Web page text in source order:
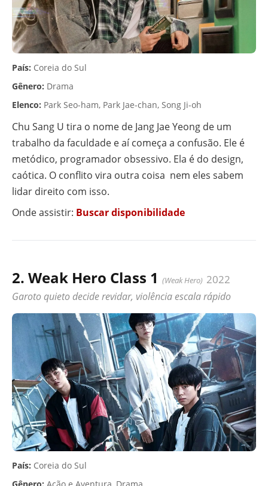
País: Coreia do Sul
Gênero: Drama
Elenco: Park Seo-ham, Park Jae-chan, Song Ji-oh
Chu Sang U tira o nome de Jang Jae Yeong de um
trabalho da faculdade e aí começa a confusão. Ele é
metódico, programador obsessivo. Ela é do design,
caótica. O conflito vira outra coisa nem eles sabem
lidar direito com isso.
Onde assistir: Buscar disponibilidade
2. Weak Hero Class 1 (Weak Hero) 2022
Garoto quieto decide revidar, violência escala rápido
País: Coreia do Sul